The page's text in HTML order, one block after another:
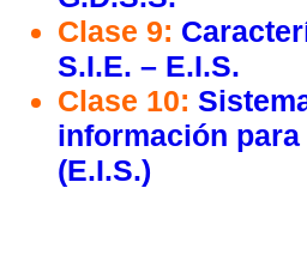
Clase 9:
S.I.E. – E.I.S.
Clase 10:
información
(E.I.S.)